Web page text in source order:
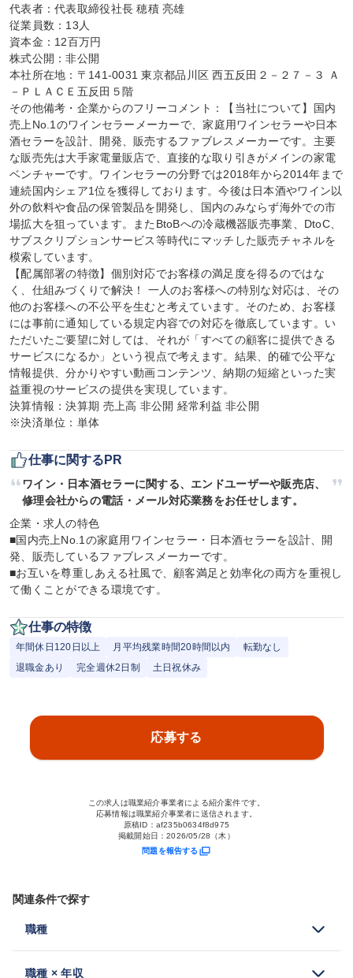
代表者：代表取締役社長 穂積 亮雄
従業員数：13人
資本金：12百万円
株式公開：非公開
本社所在地：〒141-0031 東京都品川区 西五反田２－２７－３ Ａ
－ＰＬＡＣＥ五反田５階
その他備考・企業からのフリーコメント：【当社について】国内
売上No.1のワインセラーメーカーで、家庭用ワインセラーや日本
酒セラーを設計、開発、販売するファブレスメーカーです。主要
な販売先は大手家電量販店で、直接的な取り引きがメインの家電
ベンチャーです。ワインセラーの分野では2018年から2014年まで
連続国内シェア1位を獲得しております。今後は日本酒やワイン以
外の飲料や食品の保管製品を開発し、国内のみならず海外での市
場拡大を狙っています。またBtoBへの冷蔵機器販売事業、DtoC、
サブスクリプションサービス等時代にマッチした販売チャネルを
模索しています。
【配属部署の特徴】個別対応でお客様の満足度を得るのではな
く、仕組みづくりで解決！ 一人のお客様への特別な対応は、その
他のお客様への不公平を生むと考えています。そのため、お客様
には事前に通知している規定内容での対応を徹底しています。い
ただいたご要望に対しては、それが「すべての顧客に提供できる
サービスになるか」という視点で考えます。結果、的確で公平な
情報提供、分かりやすい動画コンテンツ、納期の短縮といった実
益重視のサービスの提供を実現しています。
決算情報：決算期 売上高 非公開 経常利益 非公開
※決済単位：単体
仕事に関するPR
ワイン・日本酒セラーに関する、エンドユーザーや販売店、
修理会社からの電話・メール対応業務をお任せします。
企業・求人の特色
■国内売上No.1の家庭用ワインセラー・日本酒セラーを設計、開
発、販売しているファブレスメーカーです。
■お互いを尊重しあえる社風で、顧客満足と効率化の両方を重視し
て働くことができる環境です。
仕事の特徴
年間休日120日以上 月平均残業時間20時間以内
転勤なし
退職金あり
完全週休2日制 土日祝休み
応募する
この求人は職業紹介事業者による紹介案件です。
応募情報は職業紹介事業者に送信されます。
原稿ID： af235b0634f8d975
掲載開始日：2026/05/28（木）
問題を報告する
関連条件で探す
職種
職種 × 年収